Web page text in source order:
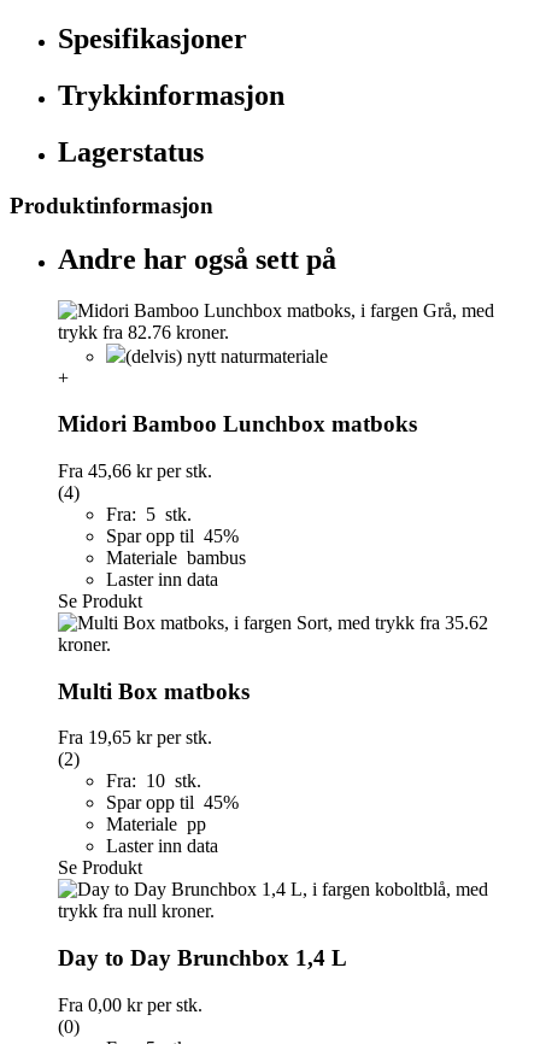
Spesifikasjoner
Trykkinformasjon
Lagerstatus
Produktinformasjon
Andre har også sett på
(delvis) nytt naturmateriale
+
Midori Bamboo Lunchbox matboks
Fra 45,66 krper stk.
(4)
Fra: 5 stk.
Spar opp til 45%
Materiale bambus
Laster inn data
Se Produkt
Multi Box matboks
Fra 19,65 krper stk.
(2)
Fra: 10 stk.
Spar opp til 45%
Materiale pp
Laster inn data
Se Produkt
Day to Day Brunchbox 1,4 L
Fra 0,00 krper stk.
(0)